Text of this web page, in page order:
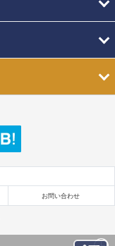
お問い合わせ